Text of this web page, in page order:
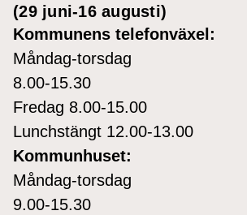
(29 juni-16 augusti)
Kommunens telefonväxel:
Måndag-torsdag
8.00-15.30
Fredag 8.00-15.00
Lunchstängt 12.00-13.00
Kommunhuset:
Måndag-torsdag
9.00-15.30